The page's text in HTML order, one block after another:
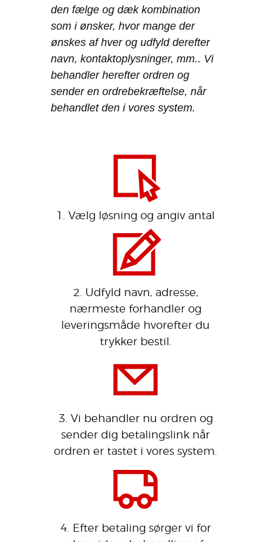
den fælge og dæk kombination
som i ønsker, hvor mange der
ønskes af hver og udfyld derefter
navn, kontaktoplysninger, mm.. Vi
behandler herefter ordren og
sender en ordrebekræftelse, når
behandlet den i vores system.
1. Vælg løsning og angiv antal
2. Udfyld navn, adresse,
nærmeste forhandler og
leveringsmåde hvorefter du
trykker bestil.
3. Vi behandler nu ordren og
sender dig betalingslink når
ordren er tastet i vores system.
4. Efter betaling sørger vi for